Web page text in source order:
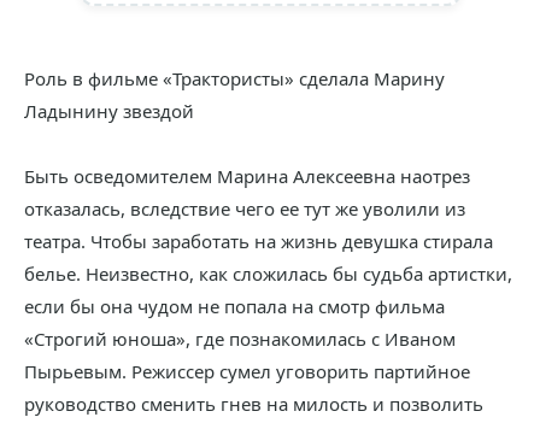
Роль в фильме «Трактористы» сделала Марину
Ладынину звездой
Быть осведомителем Марина Алексеевна наотрез
отказалась, вследствие чего ее тут же уволили из
театра. Чтобы заработать на жизнь девушка стирала
белье. Неизвестно, как сложилась бы судьба артистки,
если бы она чудом не попала на смотр фильма
«Строгий юноша», где познакомилась с Иваном
Пырьевым. Режиссер сумел уговорить партийное
руководство сменить гнев на милость и позволить